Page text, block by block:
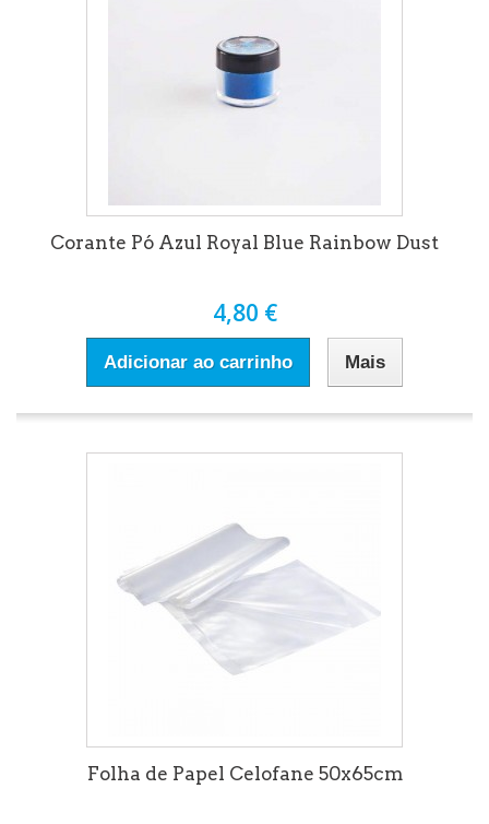
Corante Pó Azul Royal Blue Rainbow Dust
4,80 €
Adicionar ao carrinho Mais
Folha de Papel Celofane 50x65cm